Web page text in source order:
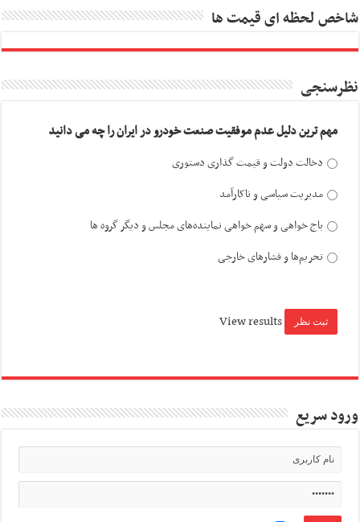
شاخص لحظه ای قیمت ها
نظرسنجی
مهم ترین دلیل عدم موفقیت صنعت خودرو در ایران را چه می دانید
دخالت دولت و قیمت گذاری دستوری
مدیریت سیاسی و ناکارآمد
باج خواهی و سهم خواهی نماینده‌های مجلس و دیگر گروه ها
تحریم‌ها و فشارهای خارجی
View results
ورود سریع